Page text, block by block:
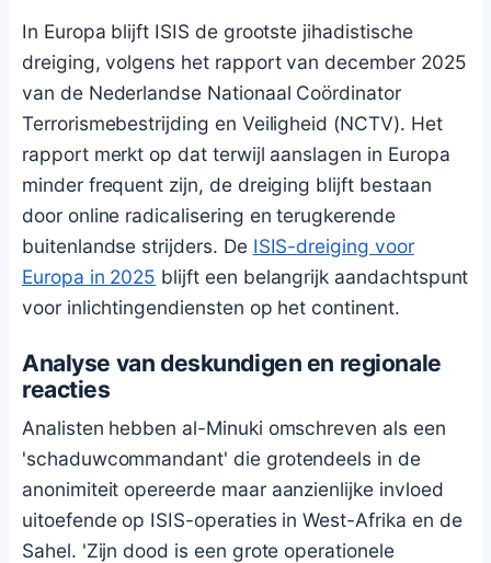
In Europa blijft ISIS de grootste jihadistische
dreiging, volgens het rapport van december 2025
van de Nederlandse Nationaal Coördinator
Terrorismebestrijding en Veiligheid (NCTV). Het
rapport merkt op dat terwijl aanslagen in Europa
minder frequent zijn, de dreiging blijft bestaan
door online radicalisering en terugkerende
buitenlandse strijders. De ISIS-dreiging voor
Europa in 2025 blijft een belangrijk aandachtspunt
voor inlichtingendiensten op het continent.
Analyse van deskundigen en regionale
reacties
Analisten hebben al-Minuki omschreven als een
'schaduwcommandant' die grotendeels in de
anonimiteit opereerde maar aanzienlijke invloed
uitoefende op ISIS-operaties in West-Afrika en de
Sahel. 'Zijn dood is een grote operationele